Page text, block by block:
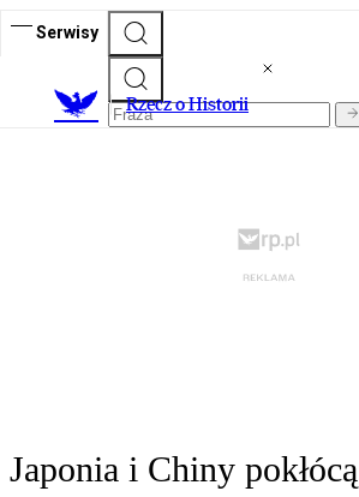
Serwisy
Rzecz o Historii
Japonia i Chiny